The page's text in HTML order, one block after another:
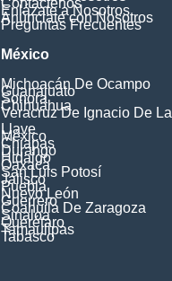
Contáctenos
Enlázate a Nosotros
Anúnciate con Nosotros
Preguntas Frecuentes
México
Michoacán De Ocampo
Guanajuato
Sonora
Chihuahua
Veracruz De Ignacio De La
Llave
México
Chiapas
Durango
Hidalgo
Oaxaca
San Luis Potosí
Jalisco
Puebla
Nuevo León
Guerrero
Coahuila De Zaragoza
Sinaloa
Querétaro
Tamaulipas
Tabasco